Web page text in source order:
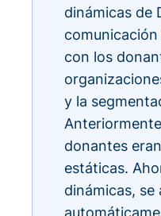
dinámicas de
con los
y la
donantes
estáticas.
dinámicas, se